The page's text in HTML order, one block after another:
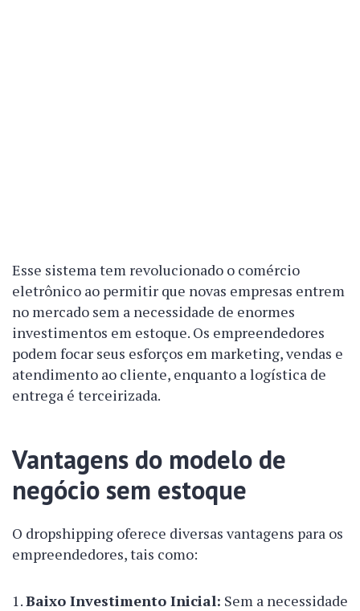
Esse sistema tem revolucionado o comércio
eletrônico ao permitir que novas empresas entrem
no mercado sem a necessidade de enormes
investimentos em estoque. Os empreendedores
podem focar seus esforços em marketing, vendas e
atendimento ao cliente, enquanto a logística de
entrega é terceirizada.
Vantagens do modelo de
negócio sem estoque
O dropshipping oferece diversas vantagens para os
empreendedores, tais como:
Baixo Investimento Inicial: Sem a necessidade